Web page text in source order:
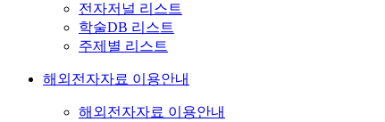
전자저널 리스트
학술DB 리스트
주제별 리스트
해외전자자료 이용안내
해외전자자료 이용안내